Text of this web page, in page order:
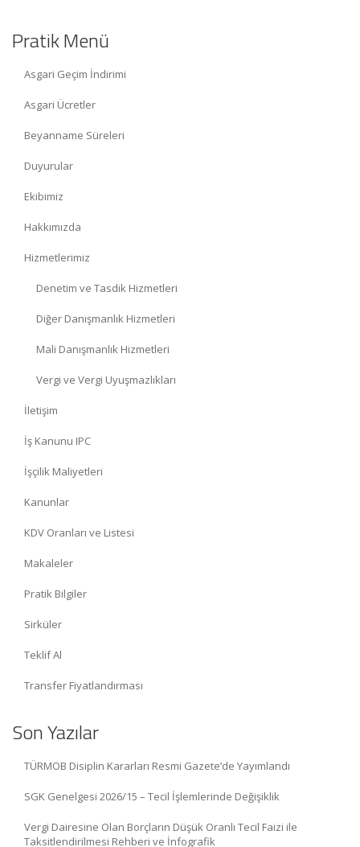
Pratik Menü
Asgari Geçim İndirimi
Asgari Ücretler
Beyanname Süreleri
Duyurular
Ekibimiz
Hakkımızda
Hizmetlerimiz
Denetim ve Tasdik Hizmetleri
Diğer Danışmanlık Hizmetleri
Mali Danışmanlık Hizmetleri
Vergi ve Vergi Uyuşmazlıkları
İletişim
İş Kanunu IPC
İşçilik Maliyetleri
Kanunlar
KDV Oranları ve Listesi
Makaleler
Pratik Bilgiler
Sirküler
Teklif Al
Transfer Fiyatlandırması
Son Yazılar
TÜRMOB Disiplin Kararları Resmi Gazete’de Yayımlandı
SGK Genelgesi 2026/15 – Tecil İşlemlerinde Değişiklik
Vergi Dairesine Olan Borçların Düşük Oranlı Tecil Faizi ile
Taksitlendirilmesi Rehberi ve İnfografik